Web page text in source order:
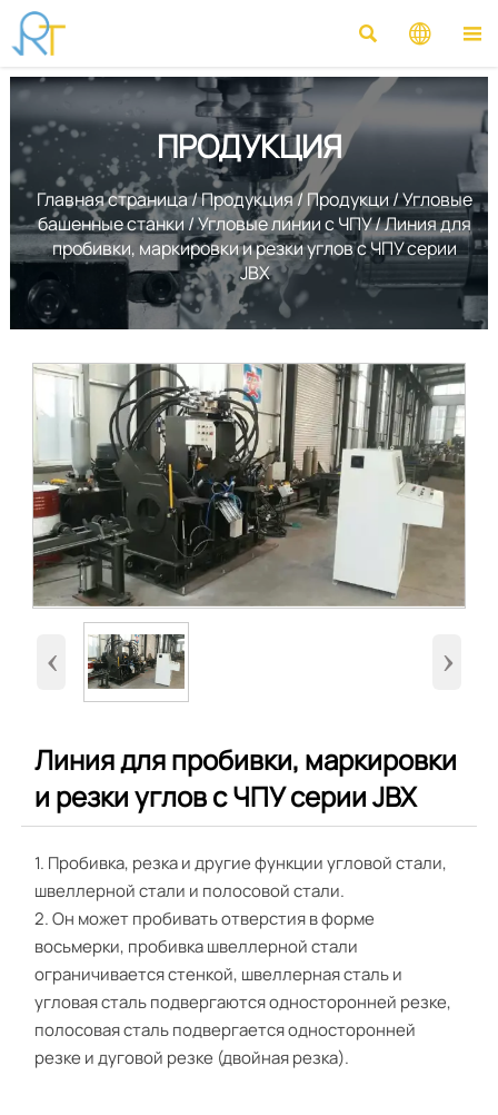
  
ПРОДУКЦИЯ
Главная страница/Продукция/ Продукци /Угловые
башенные станки/Угловые линии с ЧПУ/Линия для
пробивки, маркировки и резки углов с ЧПУ серии
JBX
‹ ›
Линия для пробивки, маркировки
и резки углов с ЧПУ серии JBX
1. Пробивка, резка и другие функции угловой стали,
швеллерной стали и полосовой стали.
2. Он может пробивать отверстия в форме
восьмерки, пробивка швеллерной стали
ограничивается стенкой, швеллерная сталь и
угловая сталь подвергаются односторонней резке,
полосовая сталь подвергается односторонней
резке и дуговой резке (двойная резка).